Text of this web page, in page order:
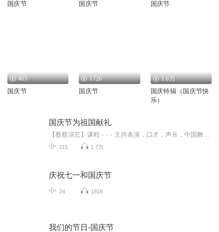
国庆节 国庆节 国庆节
465
国庆节
1726
国庆节
1.6万
国庆特辑（国庆节快
乐）
国庆节为祖国献礼
215 1.7万
庆祝七一和国庆节
24 1818
我们的节日-国庆节